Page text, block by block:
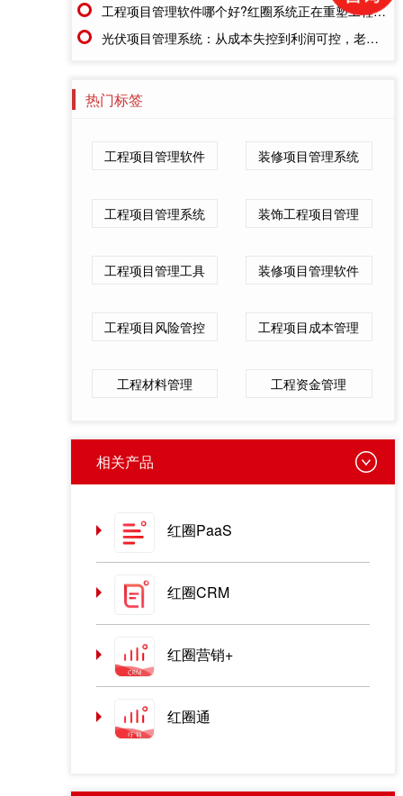
工程项目管理软件哪个好?红圈系统正在重塑工程企业的"数字大脑"
光伏项目管理系统：从成本失控到利润可控，老板只需做对一步
热门标签
工程项目管理软件 装修项目管理系统
工程项目管理系统 装饰工程项目管理
工程项目管理工具 装修项目管理软件
工程项目风险管控 工程项目成本管理
工程材料管理 工程资金管理
相关产品
红圈PaaS
红圈CRM
红圈营销+
红圈通